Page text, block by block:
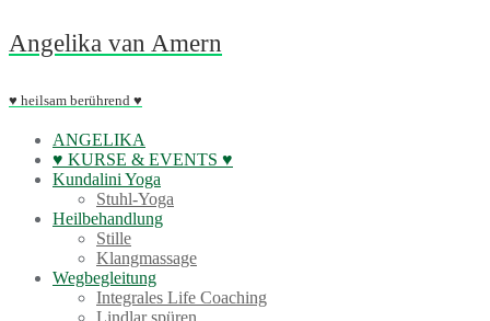
Skip
to
Angelika van Amern
♥ heilsam berührend ♥
ANGELIKA
♥ KURSE & EVENTS ♥
Kundalini Yoga
Stuhl-Yoga
Heilbehandlung
Stille
Klangmassage
Wegbegleitung
Integrales Life Coaching
Lindlar spüren